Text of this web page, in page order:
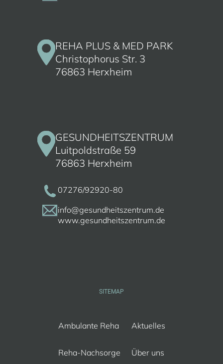
REHA PLUS & MED PARK
Christophorus Str. 3
76863 Herxheim
GESUNDHEITSZENTRUM
Luitpoldstraße 59
76863 Herxheim
07276/92920-80
info@gesundheitszentrum.de
www.gesundheitszentrum.de
SITEMAP
Ambulante Reha
Reha-Nachsorge
Aktuelles
Über uns